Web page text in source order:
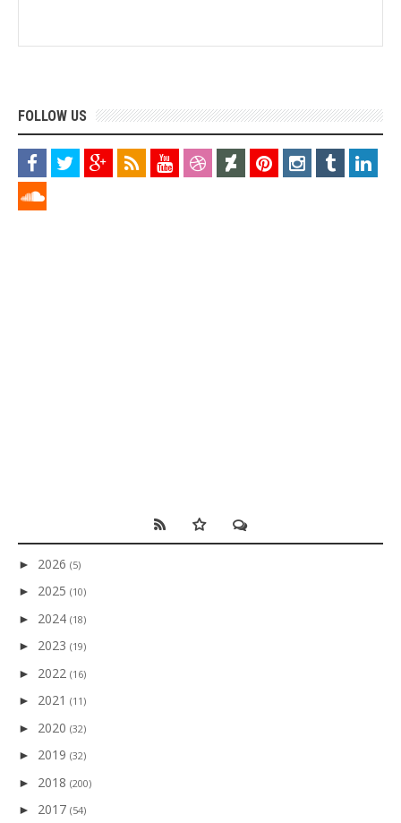
FOLLOW US
► 2026 (5)
► 2025 (10)
► 2024 (18)
► 2023 (19)
► 2022 (16)
► 2021 (11)
► 2020 (32)
► 2019 (32)
► 2018 (200)
► 2017 (54)